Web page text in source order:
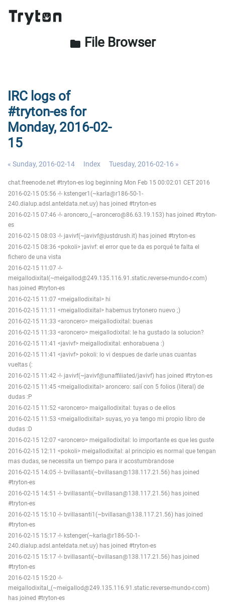
folder File Browser
IRC logs of
#tryton-es for
Monday, 2016-02-
15
« Sunday, 2016-02-14 Index Tuesday, 2016-02-16 »
chat.freenode.net #tryton-es log beginning Mon Feb 15 00:02:01 CET 2016
2016-02-15 05:56 -!- kstenger1(~karla@r186-50-1-
240.dialup.adsl.anteldata.net.uy) has joined #tryton-es
2016-02-15 07:46 -!- aroncero_(~aroncero@86.63.19.153) has joined #tryton-
es
2016-02-15 08:03 -!- javivf(~javivf@justdrush.it) has joined #tryton-es
2016-02-15 08:36 <pokoli> javivf: el error que te da es porqué te falta el
fichero de una vista
2016-02-15 11:07 -!-
meigallodixital(~meigallod@249.135.116.91.static.reverse-mundo-r.com)
has joined #tryton-es
2016-02-15 11:07 <meigallodixital> hi
2016-02-15 11:11 <meigallodixital> habemus trytonero nuevo ;)
2016-02-15 11:33 <aroncero> meigallodixital: buenas
2016-02-15 11:33 <aroncero> meigallodixital: le ha gustado la solucion?
2016-02-15 11:41 <javivf> meigallodixital: enhorabuena :)
2016-02-15 11:41 <javivf> pokoli: lo vi despues de darle unas cuantas
vueltas (:
2016-02-15 11:42 -!- javivf(~javivf@unaffiliated/javivf) has joined #tryton-es
2016-02-15 11:45 <meigallodixital> aroncero: salí con 5 folios (literal) de
dudas :P
2016-02-15 11:52 <aroncero> maigallodixital: tuyas o de ellos
2016-02-15 11:53 <meigallodixital> suyas, yo ya tengo mi propio libro de
dudas :D
2016-02-15 12:07 <aroncero> meigallodixital: lo importante es que les guste
2016-02-15 12:11 <pokoli> meigallodixital: al principio es normal que tengan
mas dudas, se necessita un tiempo para ir acostumbrandose
2016-02-15 14:05 -!- bvillasanti(~bvillasan@138.117.21.56) has joined
#tryton-es
2016-02-15 14:51 -!- bvillasanti(~bvillasan@138.117.21.56) has joined
#tryton-es
2016-02-15 15:10 -!- bvillasanti1(~bvillasan@138.117.21.56) has joined
#tryton-es
2016-02-15 15:17 -!- kstenger(~karla@r186-50-1-
240.dialup.adsl.anteldata.net.uy) has joined #tryton-es
2016-02-15 15:17 -!- bvillasanti(~bvillasan@138.117.21.56) has joined
#tryton-es
2016-02-15 15:20 -!-
meigallodixital_(~meigallod@249.135.116.91.static.reverse-mundo-r.com)
has joined #tryton-es